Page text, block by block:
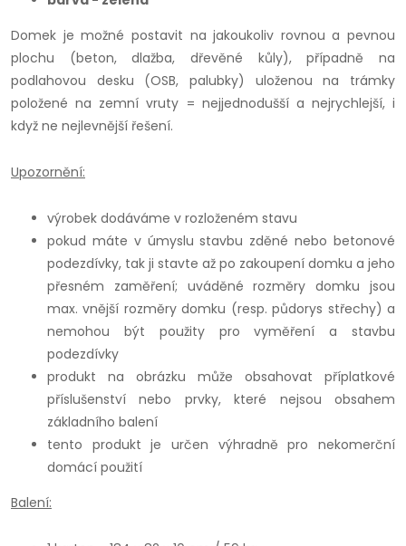
Domek je možné postavit na jakoukoliv rovnou a pevnou
plochu (beton, dlažba, dřevěné kůly), případně na
podlahovou desku (OSB, palubky) uloženou na trámky
položené na zemní vruty = nejjednodušší a nejrychlejší, i
když ne nejlevnější řešení.
Upozornění:
výrobek dodáváme v rozloženém stavu
pokud máte v úmyslu stavbu zděné nebo betonové
podezdívky, tak ji stavte až po zakoupení domku a jeho
přesném zaměření; uváděné rozměry domku jsou
max. vnější rozměry domku (resp. půdorys střechy) a
nemohou být použity pro vyměření a stavbu
podezdívky
produkt na obrázku může obsahovat příplatkové
příslušenství nebo prvky, které nejsou obsahem
základního balení
tento produkt je určen výhradně pro nekomerční
domácí použití
Balení: